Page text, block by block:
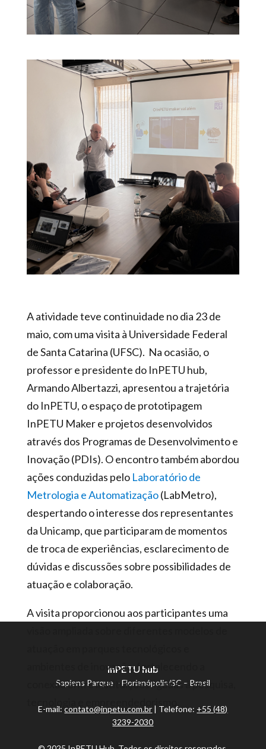
A atividade teve continuidade no dia 23 de
maio, com uma visita à Universidade Federal
de Santa Catarina (UFSC). Na ocasião, o
professor e presidente do InPETU hub,
Armando Albertazzi, apresentou a trajetória
do InPETU, o espaço de prototipagem
InPETU Maker e projetos desenvolvidos
através dos Programas de Desenvolvimento e
Inovação (PDIs). O encontro também abordou
ações conduzidas pelo Laboratório de
Metrologia e Automatização(LabMetro),
despertando o interesse dos representantes
da Unicamp, que participaram de momentos
de troca de experiências, esclarecimento de
dúvidas e discussões sobre possibilidades de
atuação e colaboração.
A visita proporcionou aos participantes uma
ambientes de inovação, fortalecendo a
conexão entre instituições ligadas à pesquisa,
InPETU hub
Sapiens Parque – Florianópolis/SC – Brasil
E-mail:contato@inpetu.com.br | Telefone: +55 (48)
3239-2030